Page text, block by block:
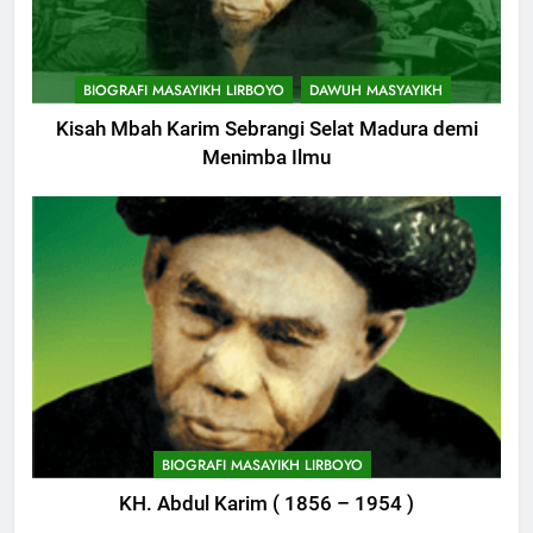
11
Khutbah: Keistimewaan Hari
Jumat
KHUTBAH
12
Khutbah Jumat: Memetik
Ranumnya Buah Ketakwaan
KHUTBAH
Khutbah Jum’at: Lisanmu,
Keselamatanmu
KHUTBAH
BIOGRAFI MASAYIKH LIRBOYO DAWUH MASYAYIKH
Kisah Mbah Karim Sebrangi Selat Madura demi
Menimba Ilmu
BIOGRAFI MASAYIKH LIRBOYO
KH. Abdul Karim ( 1856 – 1954 )
Himasal Semen Sumbang
Pembangunan Kantor Himasal
POJOK LIRBOYO